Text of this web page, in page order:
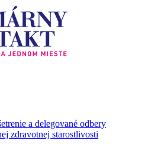
a delegované odbery
zdravotnej starostlivosti